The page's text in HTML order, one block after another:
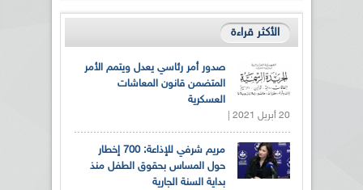
الأكثر قراءة
صدور أمر رئاسي يعدل ويتمم الأمر
المتضمن قانون المعاشات
العسكرية
20 أبريل 2021 |
مريم شرفي للإذاعة: 700 إخطار
حول المساس بحقوق الطفل منذ
بداية السنة الجارية